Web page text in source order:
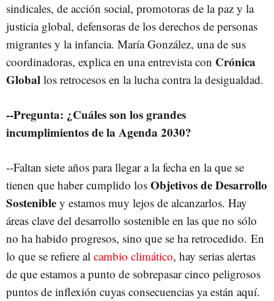
sindicales, de acción social, promotoras de la paz y la
justicia global, defensoras de los derechos de personas
migrantes y la infancia. María González, una de sus
coordinadoras, explica en una entrevista con Crónica
Global los retrocesos en la lucha contra la desigualdad.
--Pregunta: ¿Cuáles son los grandes
incumplimientos de la Agenda 2030?
--Faltan siete años para llegar a la fecha en la que se
tienen que haber cumplido los Objetivos de Desarrollo
Sostenible y estamos muy lejos de alcanzarlos. Hay
áreas clave del desarrollo sostenible en las que no sólo
no ha habido progresos, sino que se ha retrocedido. En
lo que se refiere al cambio climático, hay serias alertas
de que estamos a punto de sobrepasar cinco peligrosos
puntos de inflexión cuyas consecuencias ya están aquí.